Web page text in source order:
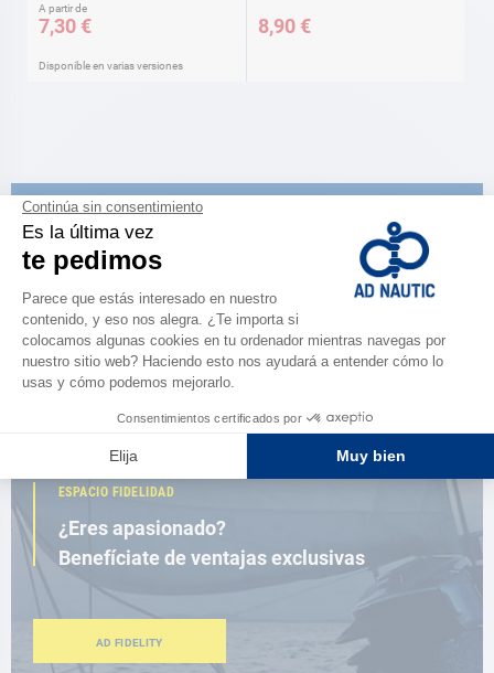
A partir de
7,30 €
Disponible en varias versiones
8,90 €
CATÁLOGO
la nueva guía AD 2026
NAVEGAR POR EL CATÁLOGO
ESPACIO FIDELIDAD
¿Eres apasionado?
Benefíciate de ventajas exclusivas
AD FIDELITY